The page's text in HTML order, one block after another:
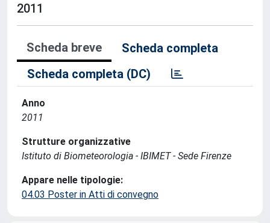
2011
Scheda breve
Scheda completa
Scheda completa (DC)
Anno
2011
Strutture organizzative
Istituto di Biometeorologia - IBIMET - Sede Firenze
Appare nelle tipologie:
04.03 Poster in Atti di convegno